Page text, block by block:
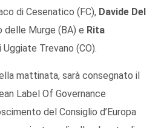
di Cesenatico (FC), Davide Del
delle Murge (BA) e Rita
Uggiate Trevano (CO).
mattinata, sarà consegnato il
Label Of Governance
del Consiglio d’Europa